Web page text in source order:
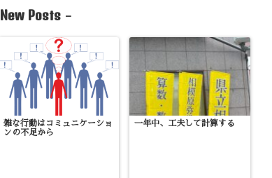
New Posts -
雑な行動はコミュニケーショ
ンの不足から
一年中、工夫して計算する